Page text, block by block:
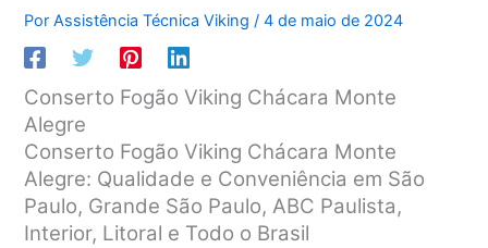
PorAssistência Técnica Viking/4 de maio de 2024
Conserto Fogão Viking Chácara Monte
Alegre
Conserto Fogão Viking Chácara Monte
Alegre: Qualidade e Conveniência em São
Paulo, Grande São Paulo, ABC Paulista,
Interior, Litoral e Todo o Brasil